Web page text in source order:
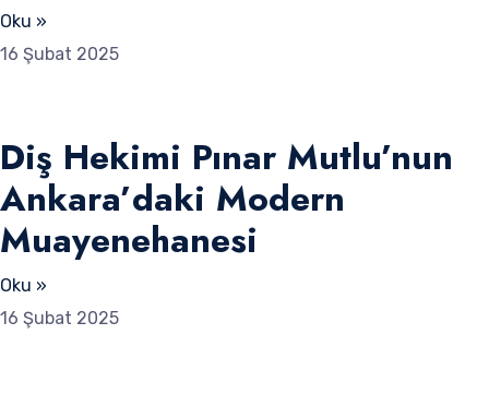
Oku »
16 Şubat 2025
Diş Hekimi Pınar Mutlu’nun
Ankara’daki Modern
Muayenehanesi
Oku »
16 Şubat 2025